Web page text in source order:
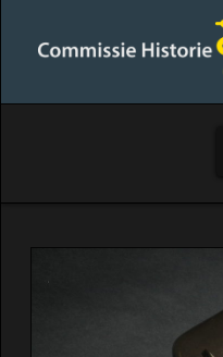
Historie